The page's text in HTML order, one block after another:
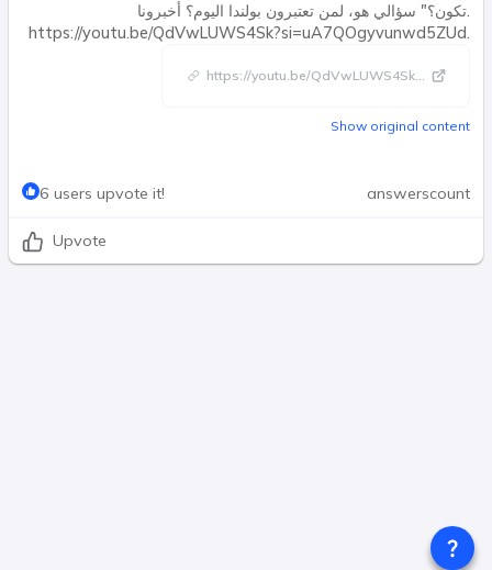
تكون؟" سؤالي هو، لمن تعتبرون بولندا اليوم؟ أخبرونا.
https://youtu.be/QdVwLUWS4Sk?si=uA7QOgyvunwd5ZUd.
https://youtu.be/QdVwLUWS4Sk...
Show original content
6 users upvote it! answerscount
Upvote